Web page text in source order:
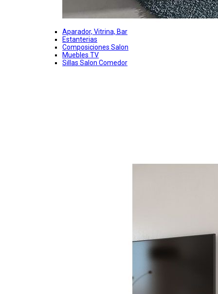
Aparador, Vitrina, Bar
Estanterias
Composiciones Salon
Muebles TV
Sillas Salon Comedor